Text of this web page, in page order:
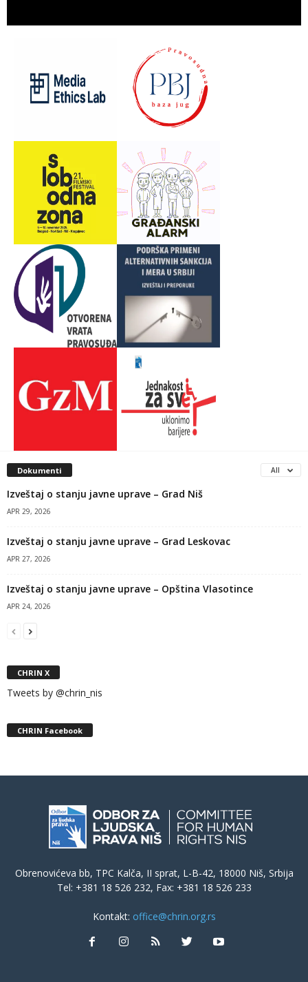
Dokumenti All
Izveštaj o stanju javne uprave – Grad Niš
APR 29, 2026
Izveštaj o stanju javne uprave – Grad Leskovac
APR 27, 2026
Izveštaj o stanju javne uprave – Opština Vlasotince
APR 24, 2026
CHRIN X
Tweets by @chrin_nis
CHRIN Facebook
Obrenovićeva bb, TPC Kalča, II sprat, L-B-42, 18000 Niš, Srbija
Tel: +381 18 526 232, Fax: +381 18 526 233
Kontakt: office@chrin.org.rs